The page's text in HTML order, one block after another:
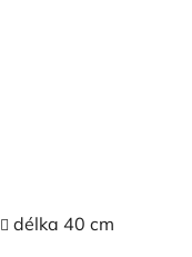
délka 40 cm